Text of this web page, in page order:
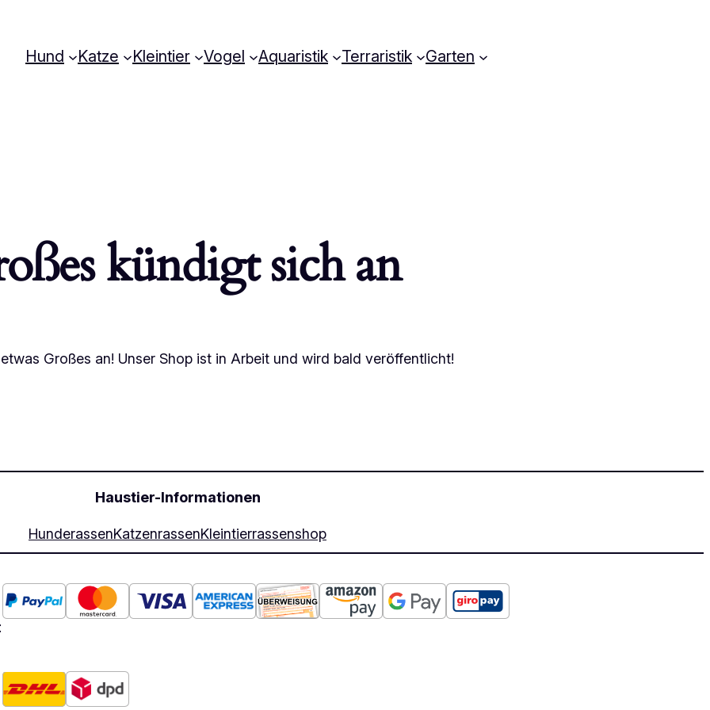
Hund Katze Kleintier Vogel Aquaristik Terraristik Garten
kündigt sich an
Großes an! Unser Shop ist in Arbeit und wird bald veröffentlicht!
Haustier-Informationen
HunderassenKatzenrassenKleintierrassenshop